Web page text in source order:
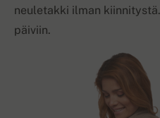
neuletakki ilman
päiviin.